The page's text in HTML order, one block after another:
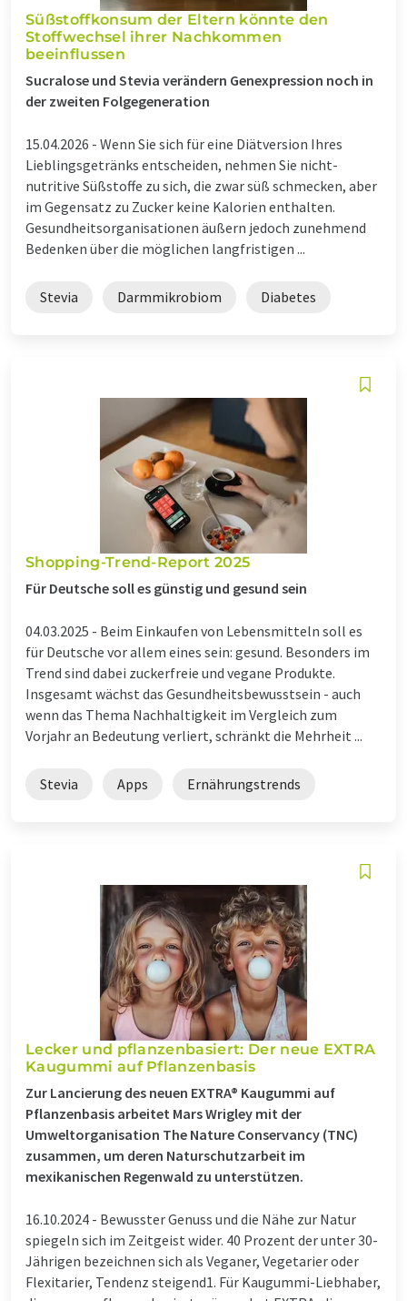
Süßstoffkonsum der Eltern könnte den
Stoffwechsel ihrer Nachkommen
beeinflussen
Sucralose und Stevia verändern Genexpression noch in
der zweiten Folgegeneration
15.04.2026 - Wenn Sie sich für eine Diätversion Ihres
Lieblingsgetränks entscheiden, nehmen Sie nicht-
nutritive Süßstoffe zu sich, die zwar süß schmecken, aber
im Gegensatz zu Zucker keine Kalorien enthalten.
Gesundheitsorganisationen äußern jedoch zunehmend
Bedenken über die möglichen langfristigen ...
Stevia Darmmikrobiom Diabetes
Shopping-Trend-Report 2025
Für Deutsche soll es günstig und gesund sein
04.03.2025 - Beim Einkaufen von Lebensmitteln soll es
für Deutsche vor allem eines sein: gesund. Besonders im
Trend sind dabei zuckerfreie und vegane Produkte.
Insgesamt wächst das Gesundheitsbewusstsein - auch
wenn das Thema Nachhaltigkeit im Vergleich zum
Vorjahr an Bedeutung verliert, schränkt die Mehrheit ...
Stevia Apps Ernährungstrends
Lecker und pflanzenbasiert: Der neue EXTRA
Kaugummi auf Pflanzenbasis
Zur Lancierung des neuen EXTRA® Kaugummi auf
Pflanzenbasis arbeitet Mars Wrigley mit der
Umweltorganisation The Nature Conservancy (TNC)
zusammen, um deren Naturschutzarbeit im
mexikanischen Regenwald zu unterstützen.
16.10.2024 - Bewusster Genuss und die Nähe zur Natur
spiegeln sich im Zeitgeist wider. 40 Prozent der unter 30-
Jährigen bezeichnen sich als Veganer, Vegetarier oder
Flexitarier, Tendenz steigend1. Für Kaugummi-Liebhaber,